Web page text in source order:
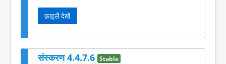
फ़ाइलें देखें
संस्करण 4.4.7.6 Stable